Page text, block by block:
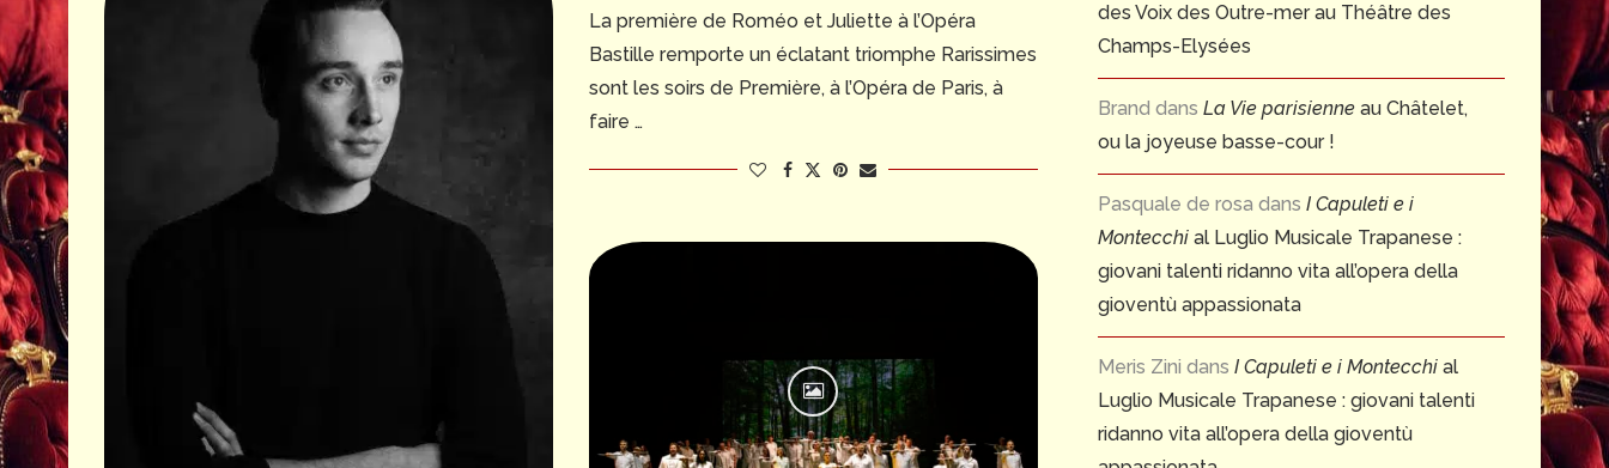
La première de Roméo et Juliette à l’Opéra
Bastille remporte un éclatant triomphe Rarissimes
sont les soirs de Première, à l’Opéra de Paris, à
faire …
des Voix des Outre-mer au Théâtre des
Champs-Elysées
Brand dans La Vie parisienne au Châtelet,
ou la joyeuse basse-cour !
Pasquale de rosa dans I Capuleti e i
Montecchi al Luglio Musicale Trapanese :
giovani talenti ridanno vita all’opera della
gioventù appassionata
Meris Zini dans I Capuleti e i Montecchi al
Luglio Musicale Trapanese : giovani talenti
ridanno vita all’opera della gioventù